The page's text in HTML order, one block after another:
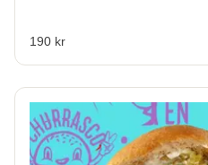
190 kr